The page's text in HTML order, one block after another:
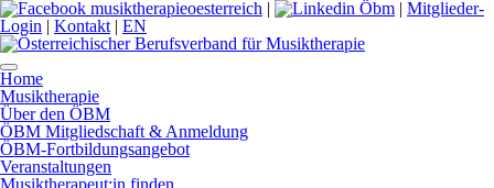
| | Mitglieder-
Login | Kontakt | EN
Home
Musiktherapie
Über den ÖBM
ÖBM Mitgliedschaft & Anmeldung
ÖBM-Fortbildungsangebot
Veranstaltungen
Musiktherapeut:in finden